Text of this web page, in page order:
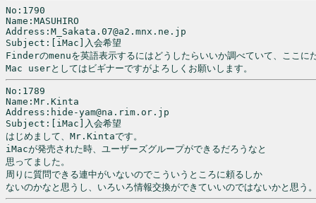
No:1790
Name:MASUHIRO
Address:M_Sakata.07@a2.mnx.ne.jp
Subject:[iMac]入会希望
Finderのmenuを英語表示するにはどうしたらいいか調べていて、ここに
Mac userとしてはビギナーですがよろしくお願いします。
No:1789
Name:Mr.Kinta
Address:hide-yam@na.rim.or.jp
Subject:[iMac]入会希望
はじめまして、Mr.Kintaです。
iMacが発売された時、ユーザーズグループができるだろうなと
思ってました。
周りに質問できる連中がいないのでこういうところに頼るしか
ないのかなと思うし、いろいろ情報交換ができていいのではないかと思う